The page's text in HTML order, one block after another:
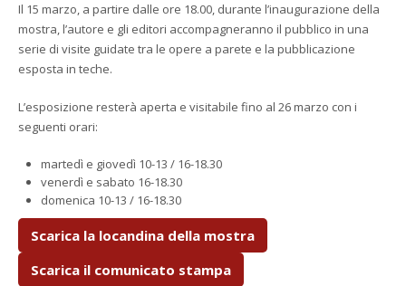
Il 15 marzo, a partire dalle ore 18.00, durante l’inaugurazione della
mostra, l’autore e gli editori accompagneranno il pubblico in una
serie di visite guidate tra le opere a parete e la pubblicazione
esposta in teche.
L’esposizione resterà aperta e visitabile fino al 26 marzo con i
seguenti orari:
martedì e giovedì 10-13 / 16-18.30
venerdì e sabato 16-18.30
domenica 10-13 / 16-18.30
Scarica la locandina della mostra
Scarica il comunicato stampa